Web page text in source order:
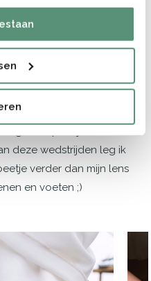
Maar ik realiseer mij
heb kunnen maken
bruidsparen en families
deze wedstrijden leg ik
verder dan mijn lens
en voeten ;)